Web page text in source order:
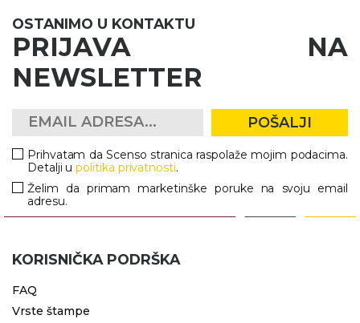
OSTANIMO U KONTAKTU
PRIJAVA NA
NEWSLETTER
POŠALJI
Prihvatam da Scenso stranica raspolaže mojim podacima.
Detalji upolitika privatnosti.
Želim da primam marketinške poruke na svoju email
adresu.
KORISNIČKA PODRŠKA
FAQ
Vrste štampe